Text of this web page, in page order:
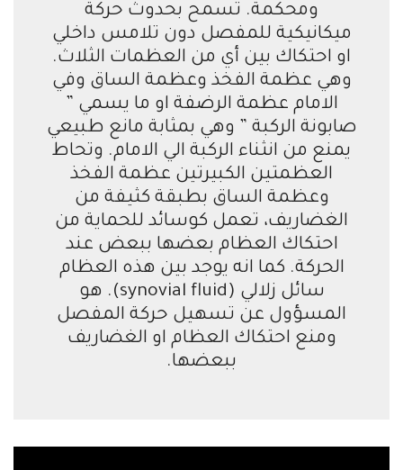
ومحكمة. تسمح بحدوث حركة
ميكانيكية للمفصل دون تلامس داخلي
او احتكاك بين أي من العظمات الثلاث.
وهي عظمة الفخذ وعظمة الساق وفي
الامام عظمة الرضفة او ما يسمي ”
صابونة الركبة ” وهي بمثابة مانع طبيعي
يمنع من انثناء الركبة الي الامام. وتحاط
العظمتين الكبيرتين عظمة الفخذ
وعظمة الساق بطبقة كثيفة من
الغضاريف، تعمل كوسائد للحماية من
احتكاك العظام بعضها ببعض عند
الحركة. كما انه يوجد بين هذه العظام
سائل زلالي (synovial fluid). هو
المسؤول عن تسهيل حركة المفصل
ومنع احتكاك العظام او الغضاريف
ببعضها.